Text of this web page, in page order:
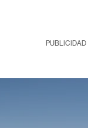
PUBLICIDAD